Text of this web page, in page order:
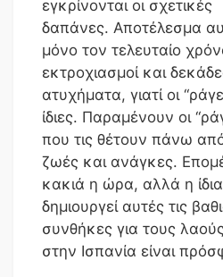
εγκρίνονται οι σχετικές
δαπάνες. Αποτέλεσμα
μόνο τον τελευταίο
εκτροχιασμοί και
ατυχήματα, γιατί οι
ίδιες. Παραμένουν οι
που τις θέτουν πάνω
ζωές και ανάγκες.
κακιά η ώρα, αλλά η
δημιουργεί αυτές τις
συνθήκες για τους
στην Ισπανία είναι